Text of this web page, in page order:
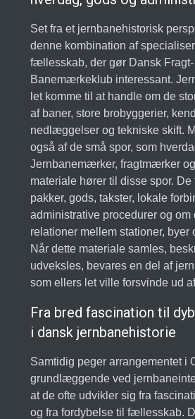
Set fra et jernbanehistorisk
denne kombination af
fællesskab, der gør Dansk Fragt-
Banemærkeklub interessant.
let komme til at handle om de
af baner, store brobyggerier,
nedlæggelser og tekniske skift.
også af de små spor, som
Jernbanemærker, fragtmærker
materiale hører til disse spor.
pakker, gods, takster, lokale
administrative procedurer og om
relationer mellem stationer, byer
Når dette materiale samles,
udveksles, bevares en del af
som ellers let ville forsvinde ud
Fra bred fascination til
i dansk jernbanehistorie
Samtidig peger arrangementet i
grundlæggende ved
at de ofte udvikler sig fra
og fra fordybelse til fællesskab.